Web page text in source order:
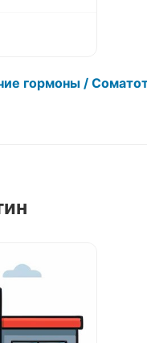
гормоны /